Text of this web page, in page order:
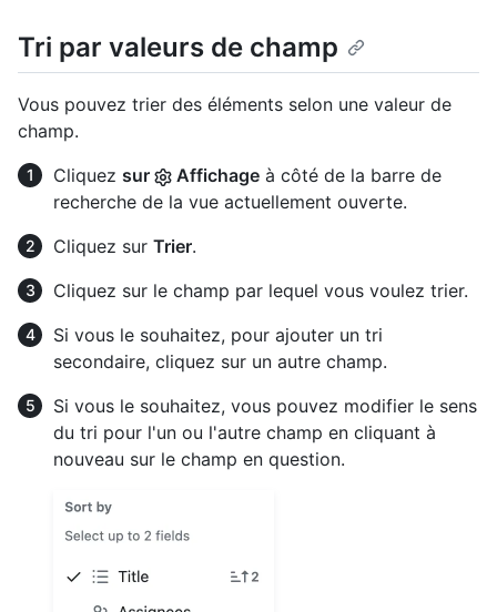
Tri par valeurs de champ
Vous pouvez trier des éléments selon une valeur de
champ.
Cliquez sur Affichage à côté de la barre de
recherche de la vue actuellement ouverte.
Cliquez sur Trier.
Cliquez sur le champ par lequel vous voulez trier.
Si vous le souhaitez, pour ajouter un tri
secondaire, cliquez sur un autre champ.
Si vous le souhaitez, vous pouvez modifier le sens
du tri pour l'un ou l'autre champ en cliquant à
nouveau sur le champ en question.